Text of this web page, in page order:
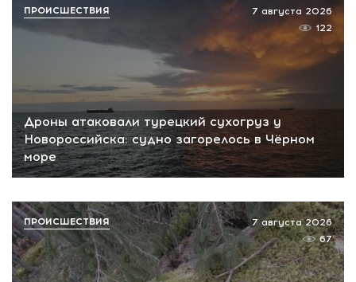
Дроны атаковали турецкий сухогруз у
Новороссийска: судно загорелось в Чёрном
море
7 августа 2026
122
ПРОИСШЕСТВИЯ
7 августа 2026
67
ПРОИСШЕСТВИЯ